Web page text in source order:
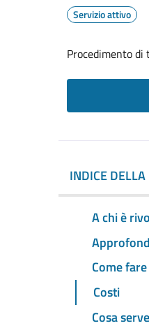
Servizio attivo
Procedimento
INDICE
A chi è
Come fare
Costi
Cosa serve